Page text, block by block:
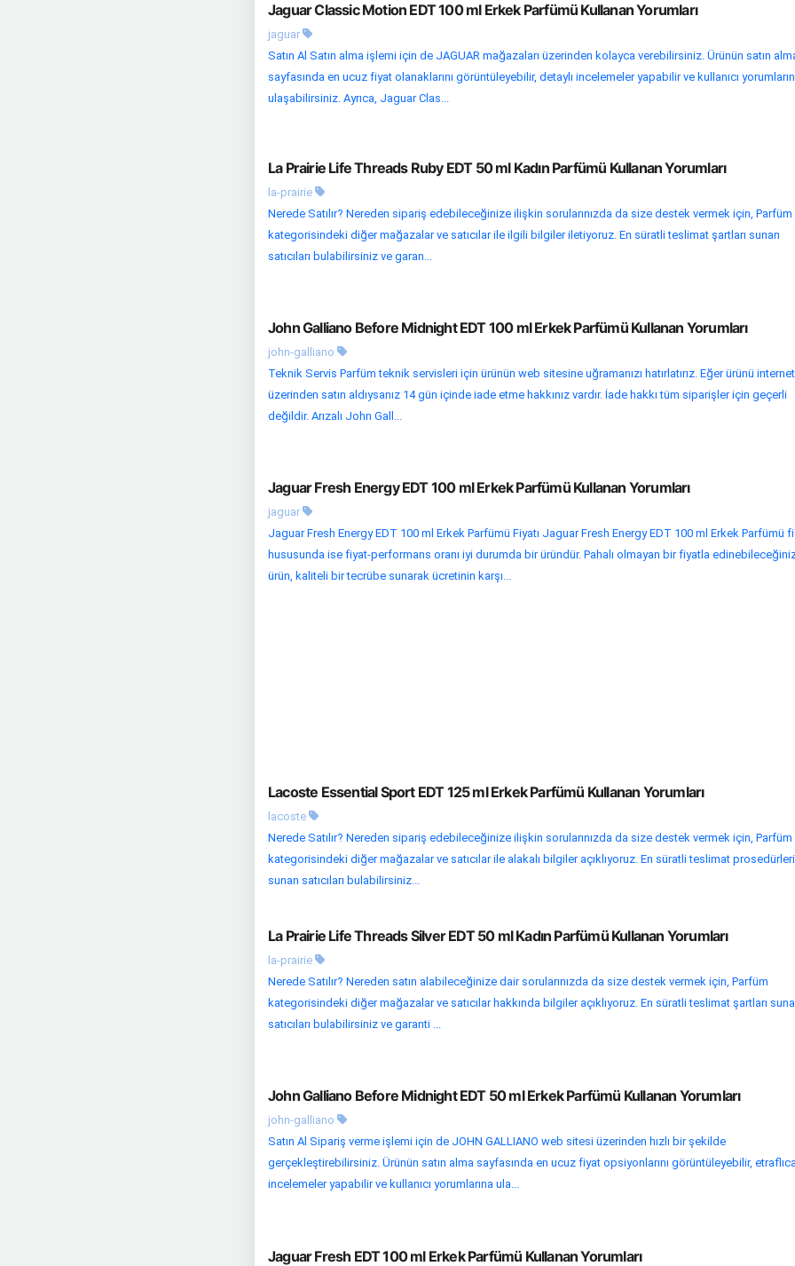
Jaguar Classic Motion EDT 100 ml Erkek Parfümü Kullanan Yorumları
jaguar
Satın Al Satın alma işlemi için de JAGUAR mağazaları üzerinden kolayca verebilirsiniz. Ürünün satın
sayfasında en ucuz fiyat olanaklarını görüntüleyebilir, detaylı incelemeler yapabilir ve kullanıcı
ulaşabilirsiniz. Ayrıca, Jaguar Clas...
La Prairie Life Threads Ruby EDT 50 ml Kadın Parfümü Kullanan Yorumları
la-prairie
Nerede Satılır? Nereden sipariş edebileceğinize ilişkin sorularınızda da size destek vermek için, Parfüm
kategorisindeki diğer mağazalar ve satıcılar ile ilgili bilgiler iletiyoruz. En süratli teslimat şartları sunan
satıcıları bulabilirsiniz ve garan...
John Galliano Before Midnight EDT 100 ml Erkek Parfümü Kullanan Yorumları
john-galliano
Teknik Servis Parfüm teknik servisleri için ürünün web sitesine uğramanızı hatırlatırız. Eğer ürünü internet
üzerinden satın aldıysanız 14 gün içinde iade etme hakkınız vardır. İade hakkı tüm siparişler için geçerli
değildir. Arızalı John Gall...
Jaguar Fresh Energy EDT 100 ml Erkek Parfümü Kullanan Yorumları
jaguar
Jaguar Fresh Energy EDT 100 ml Erkek Parfümü Fiyatı Jaguar Fresh Energy EDT 100 ml Erkek Parfümü
hususunda ise fiyat-performans oranı iyi durumda bir üründür. Pahalı olmayan bir fiyatla
ürün, kaliteli bir tecrübe sunarak ücretinin karşı...
Lacoste Essential Sport EDT 125 ml Erkek Parfümü Kullanan Yorumları
lacoste
Nerede Satılır? Nereden sipariş edebileceğinize ilişkin sorularınızda da size destek vermek için, Parfüm
kategorisindeki diğer mağazalar ve satıcılar ile alakalı bilgiler açıklıyoruz. En süratli teslimat prosedürleri
sunan satıcıları bulabilirsiniz...
La Prairie Life Threads Silver EDT 50 ml Kadın Parfümü Kullanan Yorumları
la-prairie
Nerede Satılır? Nereden satın alabileceğinize dair sorularınızda da size destek vermek için, Parfüm
kategorisindeki diğer mağazalar ve satıcılar hakkında bilgiler açıklıyoruz. En süratli teslimat şartları
satıcıları bulabilirsiniz ve garanti ...
John Galliano Before Midnight EDT 50 ml Erkek Parfümü Kullanan Yorumları
john-galliano
Satın Al Sipariş verme işlemi için de JOHN GALLIANO web sitesi üzerinden hızlı bir şekilde
gerçekleştirebilirsiniz. Ürünün satın alma sayfasında en ucuz fiyat opsiyonlarını görüntüleyebilir,
incelemeler yapabilir ve kullanıcı yorumlarına ula...
Jaguar Fresh EDT 100 ml Erkek Parfümü Kullanan Yorumları